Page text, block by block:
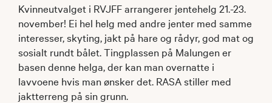
Kvinneutvalget i RVJFF arrangerer jentehelg 21.-23.
november! Ei hel helg med andre jenter med samme
interesser, skyting, jakt på hare og rådyr, god mat og
sosialt rundt bålet. Tingplassen på Malungen er
basen denne helga, der kan man overnatte i
lavvoene hvis man ønsker det. RASA stiller med
jaktterreng på sin grunn.